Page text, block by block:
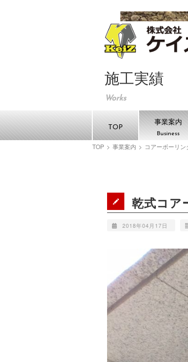
施工実績
Works
TOP
事業案内
Business
TOP > 事業案内 > コアーボーリン
乾式コ
2018年04月17日